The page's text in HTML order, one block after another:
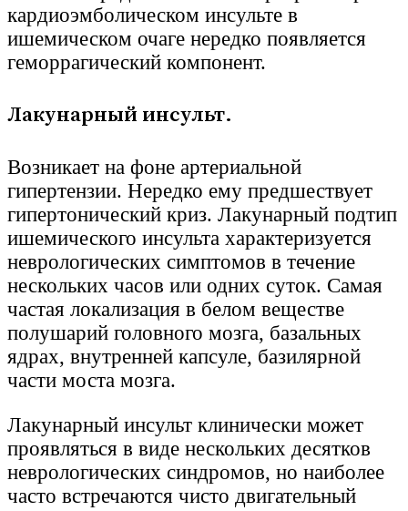
кардиоэмболическом инсульте в
ишемическом очаге нередко появляется
геморрагический компонент.
Лакунарный инсульт.
Возникает на фоне артериальной
гипертензии. Нередко ему предшествует
гипертонический криз. Лакунарный подтип
ишемического инсульта характеризуется
неврологических симптомов в течение
нескольких часов или одних суток. Самая
частая локализация в белом веществе
полушарий головного мозга, базальных
ядрах, внутренней капсуле, базилярной
части моста мозга.
Лакунарный инсульт клинически может
проявляться в виде нескольких десятков
неврологических синдромов, но наиболее
часто встречаются чисто двигательный